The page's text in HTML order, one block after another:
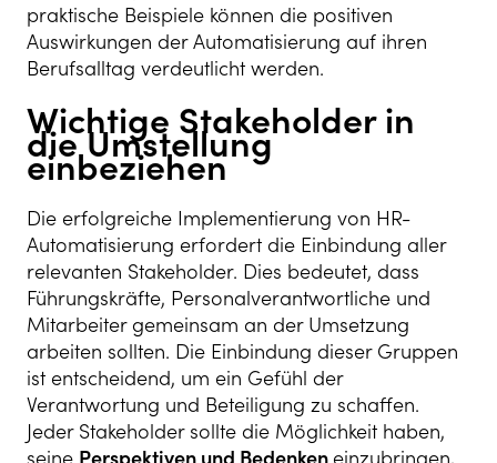
praktische Beispiele können die positiven
Auswirkungen der Automatisierung auf ihren
Berufsalltag verdeutlicht werden.
Wichtige Stakeholder in
die Umstellung
einbeziehen
Die erfolgreiche Implementierung von HR-
Automatisierung erfordert die Einbindung aller
relevanten Stakeholder. Dies bedeutet, dass
Führungskräfte, Personalverantwortliche und
Mitarbeiter gemeinsam an der Umsetzung
arbeiten sollten. Die Einbindung dieser Gruppen
ist entscheidend, um ein Gefühl der
Verantwortung und Beteiligung zu schaffen.
Jeder Stakeholder sollte die Möglichkeit haben,
seine Perspektiven und Bedenken einzubringen,